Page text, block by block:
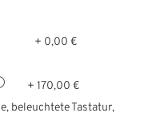
+ 0,00 €
+ 170,00 €
beleuchtete Tastatur,